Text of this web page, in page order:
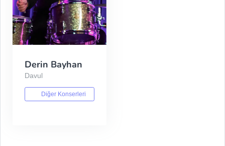
Derin Bayhan
Davul
Diğer Konserleri